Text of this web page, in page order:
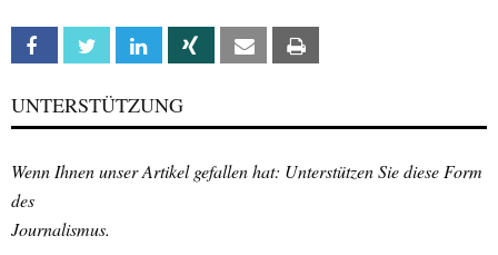
Facebook Twitter Linkedin Xing Email
UNTERSTÜTZUNG
Wenn Ihnen unser Artikel gefallen hat: Unterstützen Sie diese Form
des
Journalismus.